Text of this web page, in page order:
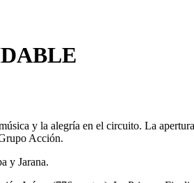
y la alegría en el circuito. La
Acción.
y Jarana.